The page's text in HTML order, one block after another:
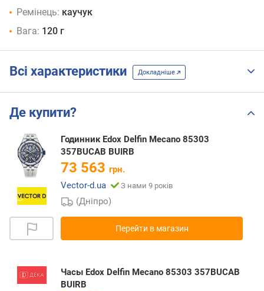
Ремінець: каучук
Вага: 120 г
Всі характеристики Докладніше
Де купити?
Годинник Edox Delfin Mecano 85303
357BUCAB BUIRB
73 563 грн.
Vector-d.ua
З нами 9 років
(Дніпро)
Перейти в магазин
Часы Edox Delfin Mecano 85303 357BUCAB
BUIRB